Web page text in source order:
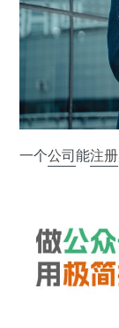
一个公司能注册